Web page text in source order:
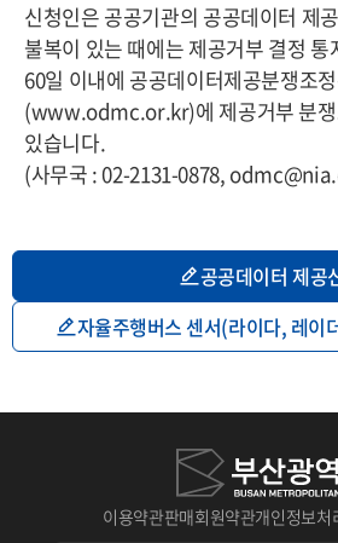
신청인은 공공기관의 공공데이터 제
불복이 있는 때에는 제공거부 결정 통
60일 이내에 공공데이터제공분쟁조
(www.odmc.or.kr)에 제공거부 분쟁
있습니다.
(사무국 : 02-2131-0878,
공공데이터 제공
자율주행버스 센서(라이다, 레이
이용약관판매회원약관개인정보처